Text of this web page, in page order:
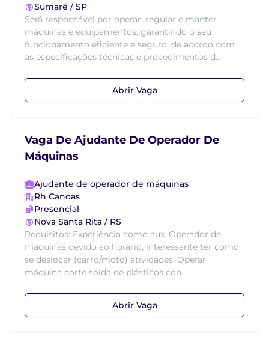
Sumaré / SP
Será responsável por operar, regular e manter
máquinas e equipamentos, garantindo o seu
funcionamento eficiente e seguro, de acordo com
as especificações técnicas e procedimentos d...
Abrir Vaga
Vaga De Ajudante De Operador De
Máquinas
Ajudante de operador de máquinas
Rh Canoas
Presencial
Nova Santa Rita / RS
Requisitos: Experiência como aux. Operador de
maquinas devido ao horário, interessante ter como
se deslocar (carro/moto) atividades: Operar
máquina corte solda de plásticos con...
Abrir Vaga